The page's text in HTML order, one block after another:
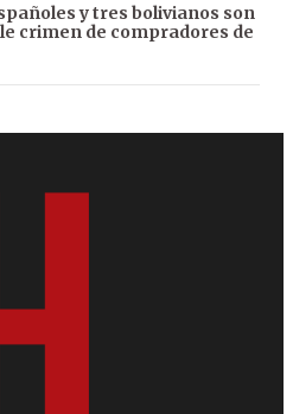
y tres bolivianos son
crimen de compradores de